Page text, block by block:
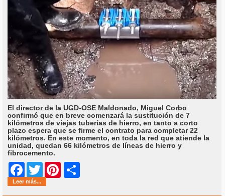
El director de la UGD-OSE Maldonado, Miguel Corbo
confirmó que en breve comenzará la sustitución de 7
kilómetros de viejas tuberías de hierro, en tanto a corto
plazo espera que se firme el contrato para completar 22
kilómetros. En este momento, en toda la red que atiende la
unidad, quedan 66 kilómetros de líneas de hierro y
fibrocemento.
Facebook
Twitter Pinterest
Leer más...